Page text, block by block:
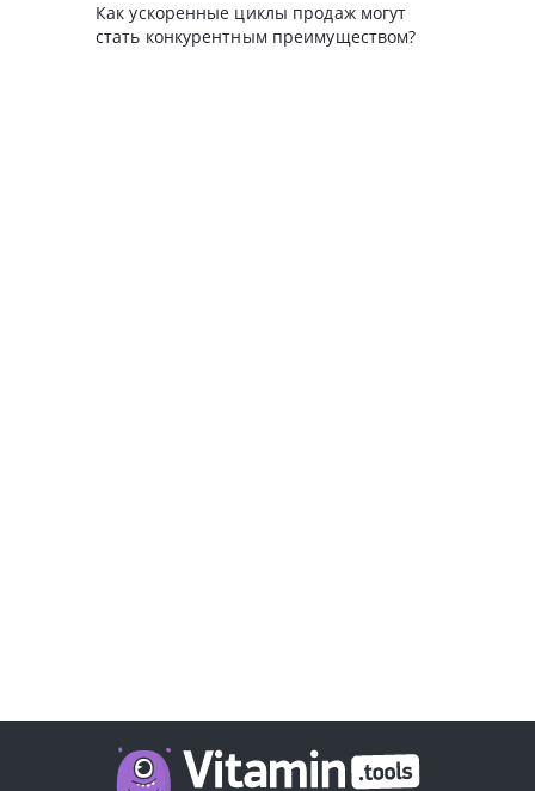
Как ускоренные циклы продаж могут
стать конкурентным преимуществом?